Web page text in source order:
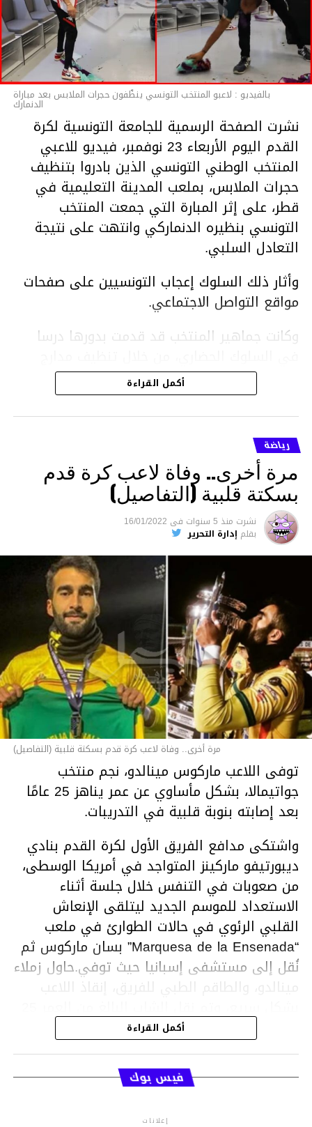
بالفيديو : لاعبو المنتخب التونسي ينظّفون حجرات الملابس بعد مباراة
الدنمارك
نشرت الصفحة الرسمية للجامعة التونسية لكرة
القدم اليوم الأربعاء 23 نوفمبر، فيديو للاعبي
المنتخب الوطني التونسي الذين بادروا بتنظيف
حجرات الملابس، بملعب المدينة التعليمية في
قطر، على إثر المبارة التي جمعت المنتخب
التونسي بنظيره الدنماركي وانتهت على نتيجة
التعادل السلبي.
وأثار ذلك السلوك إعجاب التونسيين على صفحات
مواقع التواصل الاجتماعي.
وكانت جماهير المنتخب قد قدمت بدورها درسا
الملعب في أعقاب المباراة.
فيديو
https://fb.watch/gZYEU1W_tL/
قسم الاخبار
أكمل القراءة
رياضة
مرة أخرى.. وفاة لاعب كرة قدم
بسكتة قلبية (التفاصيل)
نشرت منذ 5 سنوات فى 16/01/2022
بقلم إدارة التحرير
مرة أخرى.. وفاة لاعب كرة قدم بسكتة قلبية (التفاصيل)
توفى اللاعب ماركوس مينالدو، نجم منتخب
جواتيمالا، بشكل مأساوي عن عمر يناهز 25 عامًا
بعد إصابته بنوبة قلبية في التدريبات.
واشتكى مدافع الفريق الأول لكرة القدم بنادي
ديبورتيفو ماركينز المتواجد في أمريكا الوسطى،
من صعوبات في التنفس خلال جلسة أثناء
الاستعداد للموسم الجديد ليتلقى الإنعاش
القلبي الرئوي في حالات الطوارئ في ملعب
“Marquesa de la Ensenada” بسان ماركوس ثم
نُقل إلى مستشفى إسبانيا حيث توفي.حاول زملاء
عامًا إلى مستشفى قريب ولكن تم إعلان وفاته
بعد فترة وجيزة من وصوله.
الجدير بالذكر أن ماركوس ليس حالة الوفاة الأولى
أكمل القراءة
فيس بوك
إعلانات